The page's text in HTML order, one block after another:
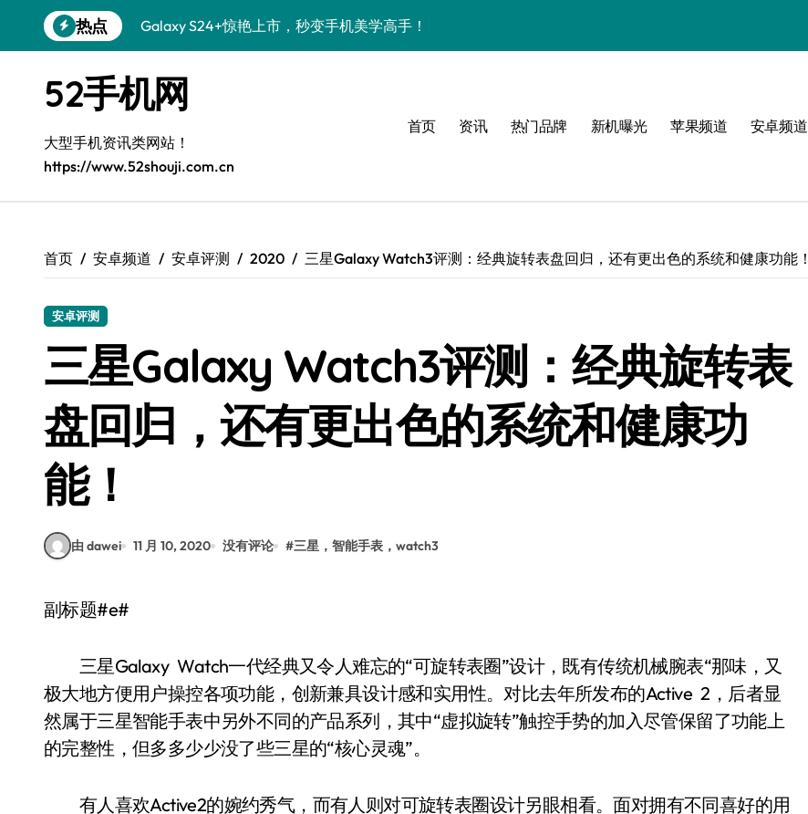
到
热点
Galaxy S24+惊艳上市，秒变手机美学高手！
Galaxy A56 5G登场，时尚旗舰新体验！
Galaxy Z Flip6：折叠时尚，尽享炫美新体验
三星Galaxy S26发布：一键解锁个性美
Galaxy S25美颜秘籍：个性定制炫酷玩法
Galaxy C55 5G登场，演绎三星美学新巅峰！
Galaxy S25 Ultra颜值封神！定制主题潮爆了！
52手机网
大型手机资讯类网站！
https://www.52shouji.com.cn
首页 资讯 热门品牌 新机曝光 苹果频道 安卓频道
首页 安卓频道 安卓评测 2020 三星Galaxy Watch3评测：经典旋转表盘回归，还有更出色的系统和健康功能！
安卓评测
三星Galaxy Watch3评测：经典旋转表
盘回归，还有更出色的系统和健康功
能！
由 dawei 11 月 10, 2020 没有评论 #三星，智能手表，watch3
副标题#e#
三星Galaxy Watch一代经典又令人难忘的“可旋转表圈”设计，既有传统机械腕表“那味，又
极大地方便用户操控各项功能，创新兼具设计感和实用性。对比去年所发布的Active 2，后者显
然属于三星智能手表中另外不同的产品系列，其中“虚拟旋转”触控手势的加入尽管保留了功能上
的完整性，但多多少少没了些三星的“核心灵魂”。
有人喜欢Active2的婉约秀气，而有人则对可旋转表圈设计另眼相看。面对拥有不同喜好的用